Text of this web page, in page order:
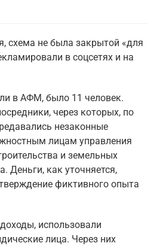
схема не была закрытой «для
в соцсетях и на
в АФМ, было 11 человек.
через которых, по
незаконные
лицам управления
и земельных
как уточняется,
фиктивного опыта
использовали
лица. Через них